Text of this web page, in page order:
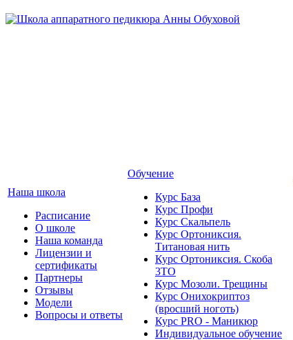
Наша школа
Расписание
О школе
Наша команда
Лицензии и
сертификаты
Партнеры
Отзывы
Модели
Вопросы и ответы
Обучение
Курс База
Курс Профи
Курс Скальпель
Курс Ортониксия.
Титановая нить
Курс Ортониксия. Скоба
3ТО
Курс Мозоли. Трещины
Курс Онихокриптоз
(вросший ноготь)
Курс PRO - Маникюр
Индивидуальное обучение